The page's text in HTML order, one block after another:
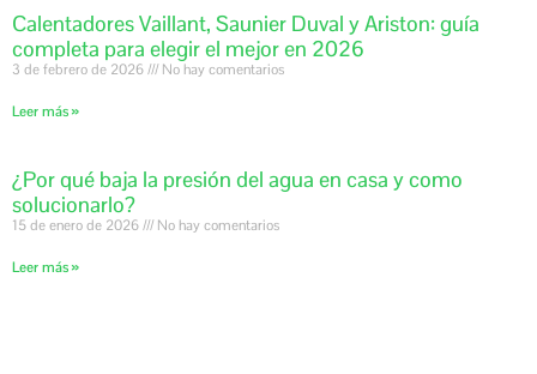
Calentadores Vaillant, Saunier Duval y Ariston: guía
completa para elegir el mejor en 2026
3 de febrero de 2026 No hay comentarios
Leer más »
¿Por qué baja la presión del agua en casa y como
solucionarlo?
15 de enero de 2026 No hay comentarios
Leer más »